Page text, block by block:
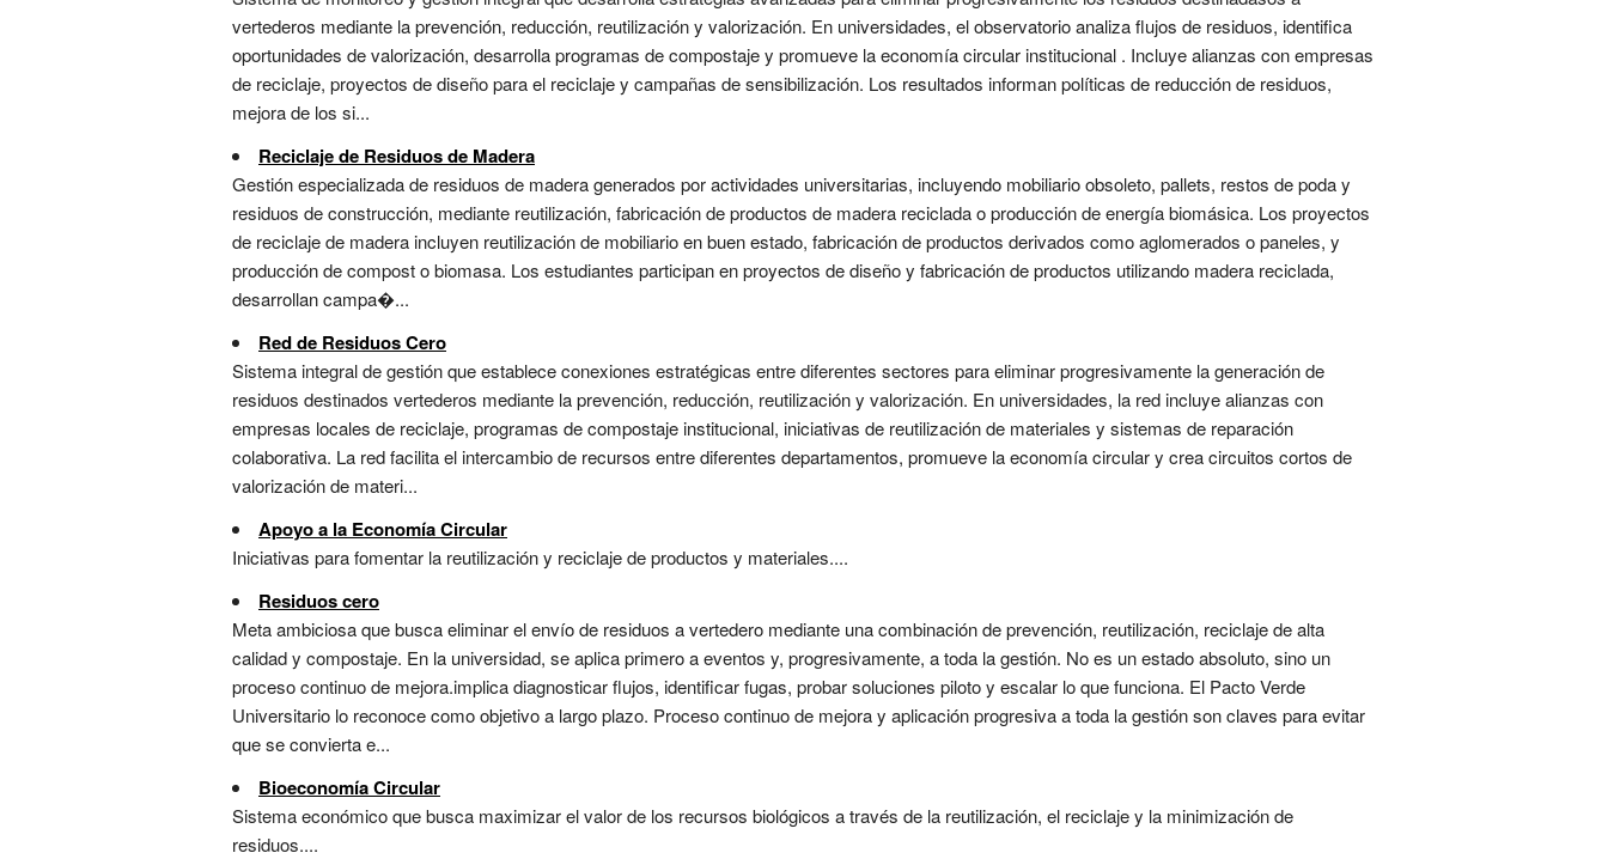
vertederos mediante la prevención, reducción, reutilización y valorización. En universidades, el observatorio analiza flujos de residuos, identifica
oportunidades de valorización, desarrolla programas de compostaje y promueve la economía circular institucional . Incluye alianzas con empresas
de reciclaje, proyectos de diseño para el reciclaje y campañas de sensibilización. Los resultados informan políticas de reducción de residuos,
mejora de los si...
Reciclaje de Residuos de Madera
Gestión especializada de residuos de madera generados por actividades universitarias, incluyendo mobiliario obsoleto, pallets, restos de poda y
residuos de construcción, mediante reutilización, fabricación de productos de madera reciclada o producción de energía biomásica. Los proyectos
de reciclaje de madera incluyen reutilización de mobiliario en buen estado, fabricación de productos derivados como aglomerados o paneles, y
producción de compost o biomasa. Los estudiantes participan en proyectos de diseño y fabricación de productos utilizando madera reciclada,
desarrollan campa�...
Red de Residuos Cero
Sistema integral de gestión que establece conexiones estratégicas entre diferentes sectores para eliminar progresivamente la generación de
residuos destinados vertederos mediante la prevención, reducción, reutilización y valorización. En universidades, la red incluye alianzas con
empresas locales de reciclaje, programas de compostaje institucional, iniciativas de reutilización de materiales y sistemas de reparación
colaborativa. La red facilita el intercambio de recursos entre diferentes departamentos, promueve la economía circular y crea circuitos cortos de
valorización de materi...
Apoyo a la Economía Circular
Iniciativas para fomentar la reutilización y reciclaje de productos y materiales....
Residuos cero
Meta ambiciosa que busca eliminar el envío de residuos a vertedero mediante una combinación de prevención, reutilización, reciclaje de alta
calidad y compostaje. En la universidad, se aplica primero a eventos y, progresivamente, a toda la gestión. No es un estado absoluto, sino un
proceso continuo de mejora.implica diagnosticar flujos, identificar fugas, probar soluciones piloto y escalar lo que funciona. El Pacto Verde
Universitario lo reconoce como objetivo a largo plazo. Proceso continuo de mejora y aplicación progresiva a toda la gestión son claves para evitar
que se convierta e...
Bioeconomía Circular
Sistema económico que busca maximizar el valor de los recursos biológicos a través de la reutilización, el reciclaje y la minimización de
residuos....